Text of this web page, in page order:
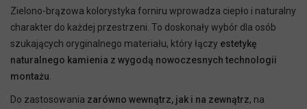
Zielono-brązowa kolorystyka forniru wprowadza ciepło i naturalny
charakter do każdej przestrzeni. To doskonały wybór dla osób
szukających oryginalnego materiału, który łączy estetykę
naturalnego kamienia z wygodą nowoczesnych technologii
montażu.
Do zastosowania zarówno wewnątrz, jak i na zewnątrz, na